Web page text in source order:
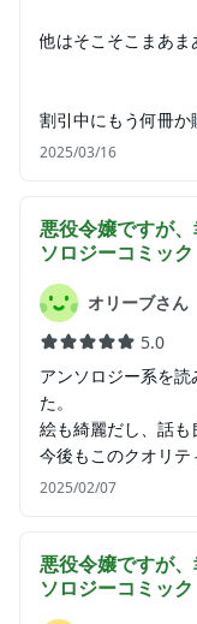
他はそこそこまあま
割引中にもう何冊か
2025/03/16
悪役令嬢ですが
ソロジーコミッ
オリーブさん
5.0
アンソロジー系を
た。
絵も綺麗だし、話も
今後もこのクオリテ
2025/02/07
悪役令嬢ですが
ソロジーコミッ